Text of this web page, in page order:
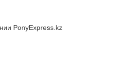
PonyExpress.kz